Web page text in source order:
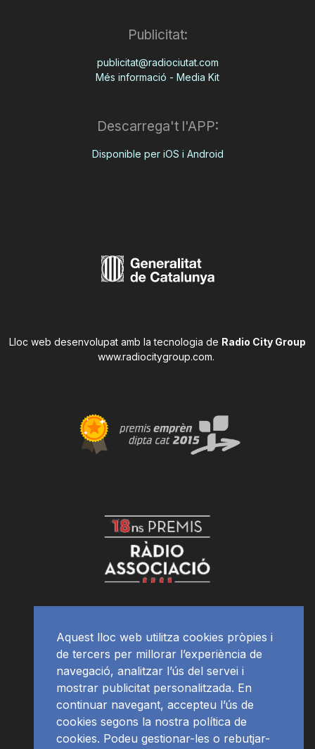
Publicitat:
publicitat@radiociutat.com
Més informació - Media Kit
Descarrega't l'APP:
Disponible per iOS i Android
Lloc web desenvolupat amb la tecnologia de Radio City Group
www.radiocitygroup.com.
Aquest lloc web utilitza cookies pròpies i
de tercers per millorar l’experiència de
navegació, analitzar l’ús del servei i
mostrar publicitat personalitzada. En
continuar navegant, accepteu l’ús de
cookies segons la nostra política de
cookies. Podeu gestionar-les o rebutjar-